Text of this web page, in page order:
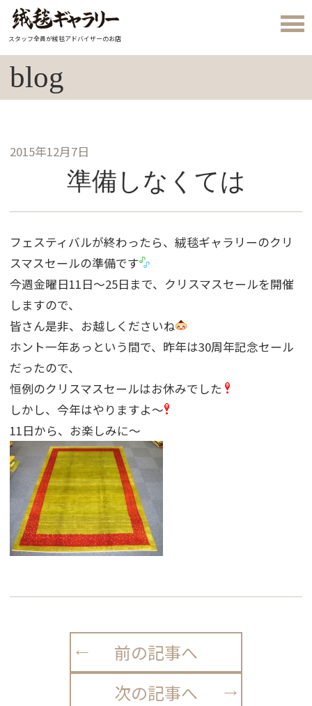
スタッフ全員が絨毯アドバイザーのお店
blog
2015年12月7日
準備しなくては
フェスティバルが終わったら、絨毯ギャラリーのクリ
スマスセールの準備です
今週金曜日11日〜25日まで、クリスマスセールを開催
しますので、
皆さん是非、お越しくださいね
ホント一年あっという間で、昨年は30周年記念セール
だったので、
恒例のクリスマスセールはお休みでした
しかし、今年はやりますよ〜
11日から、お楽しみに〜
前の記事へ
次の記事へ